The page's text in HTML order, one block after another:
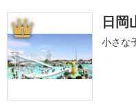
1 日岡
小さな